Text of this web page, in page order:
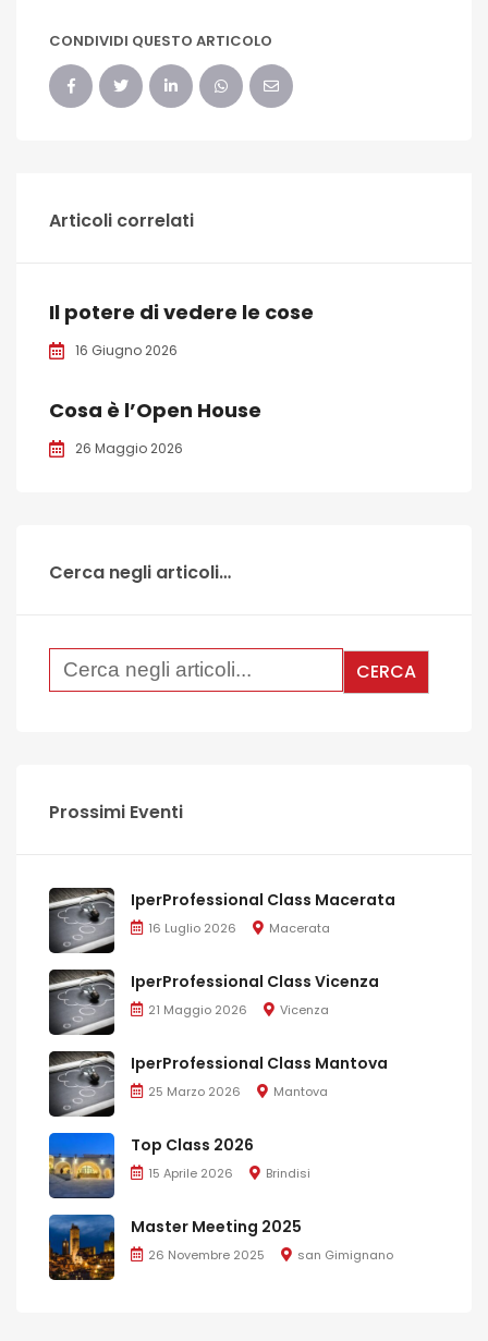
CONDIVIDI QUESTO ARTICOLO
Articoli correlati
Il potere di vedere le cose
16 Giugno 2026
Cosa è l’Open House
26 Maggio 2026
Cerca negli articoli…
Prossimi Eventi
IperProfessional Class Macerata
16 Luglio 2026 Macerata
IperProfessional Class Vicenza
21 Maggio 2026 Vicenza
IperProfessional Class Mantova
25 Marzo 2026 Mantova
Top Class 2026
15 Aprile 2026 Brindisi
Master Meeting 2025
26 Novembre 2025 san Gimignano